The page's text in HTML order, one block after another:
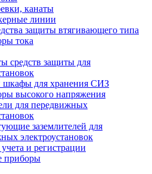
канаты
линии
защиты втягивающего типа
тока
средств защиты для
шкафы для хранения СИЗ
высокого напряжения
для передвижных
заземлителей для
электроустановок
и регистрации
приборы